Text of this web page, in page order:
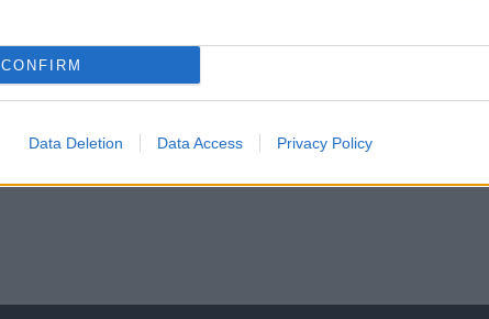
CONFIRM
Data Deletion Data Access Privacy Policy